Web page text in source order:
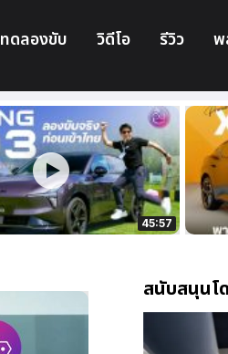
ทดลองขับ วิดีโอ รีวิว พ
45:57
สนับสนุนโ